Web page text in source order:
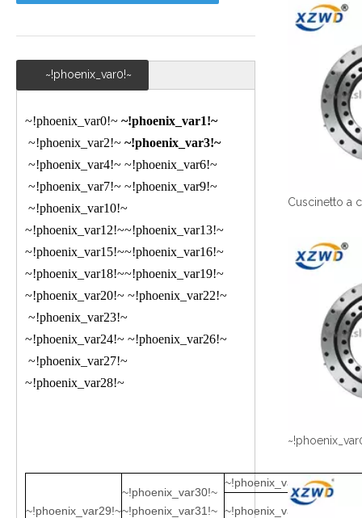
~!phoenix_var0!~
~!phoenix_var0!~ ~!phoenix_var1!~
~!phoenix_var2!~ ~!phoenix_var3!~
~!phoenix_var4!~ ~!phoenix_var6!~
~!phoenix_var7!~ ~!phoenix_var9!~
~!phoenix_var10!~
~!phoenix_var12!~~!phoenix_var13!~
~!phoenix_var15!~~!phoenix_var16!~
~!phoenix_var18!~~!phoenix_var19!~
~!phoenix_var20!~ ~!phoenix_var22!~
~!phoenix_var23!~
~!phoenix_var24!~ ~!phoenix_var26!~
~!phoenix_var27!~
~!phoenix_var28!~
~!phoenix_var29!~
~!phoenix_var30!~
~!phoenix_var31!~
~!phoenix_var33!~
~!phoenix_var40!~